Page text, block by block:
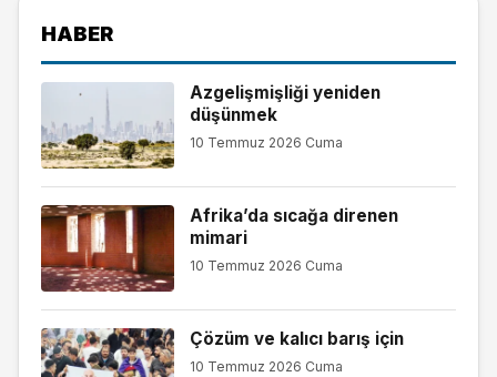
HABER
Azgelişmişliği yeniden
düşünmek
10 Temmuz 2026 Cuma
Afrika’da sıcağa direnen
mimari
10 Temmuz 2026 Cuma
Çözüm ve kalıcı barış için
10 Temmuz 2026 Cuma